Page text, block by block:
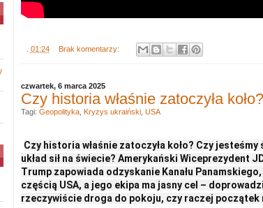
01:24 Brak komentarzy:
czwartek, 6 marca 2025
Czy historia właśnie zatoczyła koło?
Czy historia właśnie zatoczyła koło? Czy
układ sił na świecie? Amerykański Wiceprezydent
Trump zapowiada odzyskanie Kanału
częścią USA, a jego ekipa ma jasny cel –
rzeczywiście droga do pokoju, czy raczej
Tagi: Geopolityka, Kryzys ukraiński, USA